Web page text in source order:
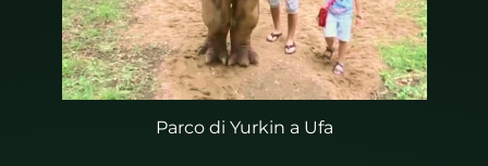
Parco di Yurkin a Ufa